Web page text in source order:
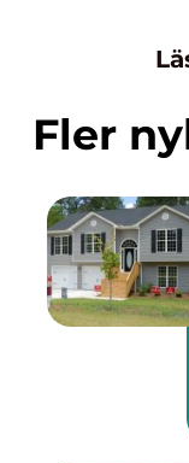
Fler